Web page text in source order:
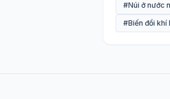
#Núi ở nước
#Biến đổi khí